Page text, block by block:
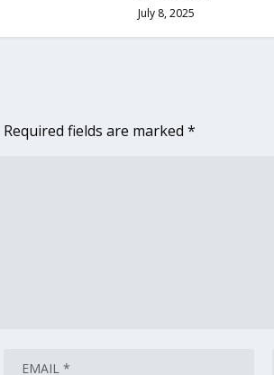
July 8, 2025
Required fields are marked*